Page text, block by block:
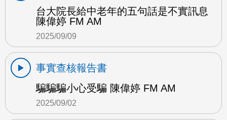
台大院長給中老年的五句話是不實訊息
陳偉婷 FM AM
2025/09/09
事實查核報告書
騙騙騙小心受騙 陳偉婷 FM AM
2025/09/02